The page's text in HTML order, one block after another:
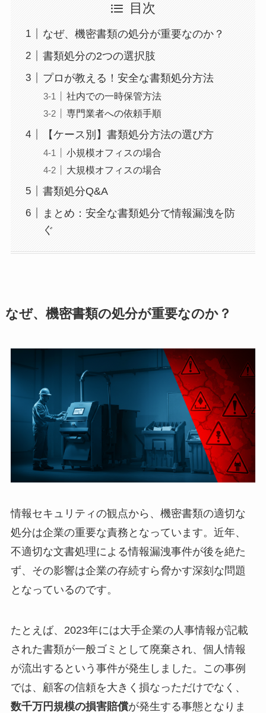
目次
なぜ、機密書類の処分が重要なのか？
書類処分の2つの選択肢
プロが教える！安全な書類処分方法
社内での一時保管方法
専門業者への依頼手順
【ケース別】書類処分方法の選び方
小規模オフィスの場合
大規模オフィスの場合
書類処分Q&A
まとめ：安全な書類処分で情報漏洩を防
ぐ
なぜ、機密書類の処分が重要なのか？
情報セキュリティの観点から、機密書類の適切な
処分は企業の重要な責務となっています。近年、
不適切な文書処理による情報漏洩事件が後を絶た
ず、その影響は企業の存続すら脅かす深刻な問題
となっているのです。
たとえば、2023年には大手企業の人事情報が記載
された書類が一般ゴミとして廃棄され、個人情報
が流出するという事件が発生しました。この事例
では、顧客の信頼を大きく損なっただけでなく、
数千万円規模の損害賠償が発生する事態となりま